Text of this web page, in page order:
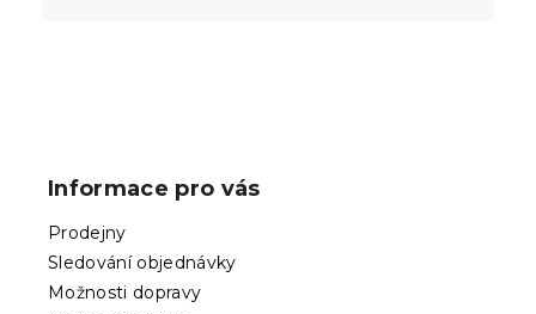
Informace pro vás
Prodejny
Sledování objednávky
Možnosti dopravy